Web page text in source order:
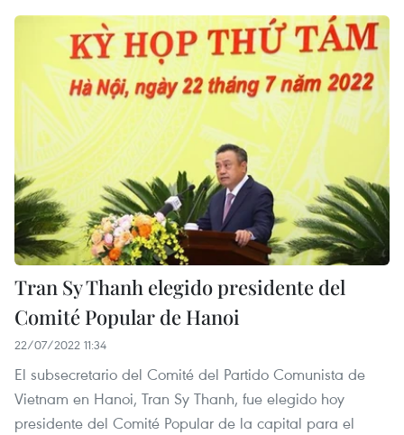
Tran Sy Thanh elegido presidente del
Comité Popular de Hanoi
22/07/2022 11:34
El subsecretario del Comité del Partido Comunista de
Vietnam en Hanoi, Tran Sy Thanh, fue elegido hoy
presidente del Comité Popular de la capital para el